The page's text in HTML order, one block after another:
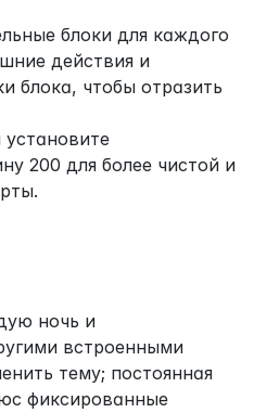
блоки для каждого
действия и
блока, чтобы отразить
200 для более чистой и
ночь и
встроенными
тему; постоянная
фиксированные